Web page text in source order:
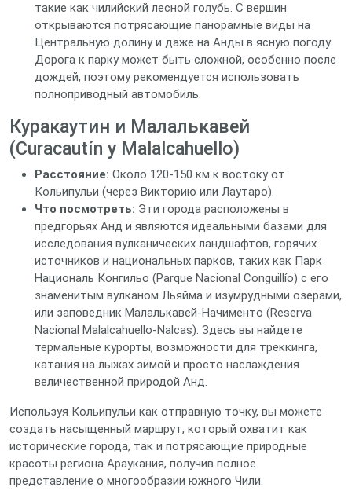
такие как чилийский лесной голубь. С вершин
открываются потрясающие панорамные виды на
Центральную долину и даже на Анды в ясную погоду.
Дорога к парку может быть сложной, особенно после
дождей, поэтому рекомендуется использовать
полноприводный автомобиль.
Куракаутин и Малалькавей
(Curacautín y Malalcahuello)
Расстояние: Около 120-150 км к востоку от
Кольипульи (через Викторию или Лаутаро).
Что посмотреть: Эти города расположены в
предгорьях Анд и являются идеальными базами для
исследования вулканических ландшафтов, горячих
источников и национальных парков, таких как Парк
Националь Конгильо (Parque Nacional Conguillío) с его
знаменитым вулканом Льяйма и изумрудными озерами,
или заповедник Малалькавей-Начименто (Reserva
Nacional Malalcahuello-Nalcas). Здесь вы найдете
термальные курорты, возможности для треккинга,
катания на лыжах зимой и просто наслаждения
величественной природой Анд.
Используя Кольипульи как отправную точку, вы можете
создать насыщенный маршрут, который охватит как
исторические города, так и потрясающие природные
красоты региона Араукания, получив полное
представление о многообразии южного Чили.